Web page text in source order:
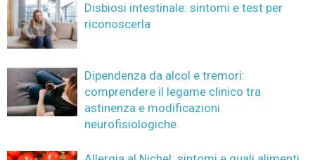
Disbiosi intestinale: sintomi e test per
riconoscerla
Dipendenza da alcol e tremori:
comprendere il legame clinico tra
astinenza e modificazioni
neurofisiologiche